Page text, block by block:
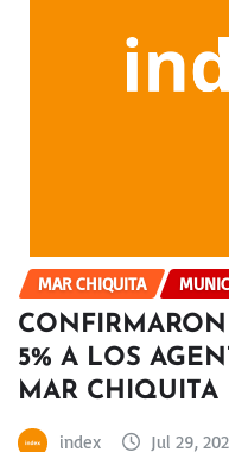
MAR CHIQUITA
5% A LOS
MAR CHIQUITA
index Jul 29,